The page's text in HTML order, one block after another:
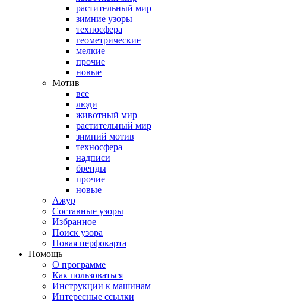
растительный мир
зимние узоры
техносфера
геометрические
мелкие
прочие
новые
Мотив
все
люди
животный мир
растительный мир
зимний мотив
техносфера
надписи
бренды
прочие
новые
Ажур
Составные узоры
Избранное
Поиск узора
Новая перфокарта
Помощь
О программе
Как пользоваться
Инструкции к машинам
Интересные ссылки